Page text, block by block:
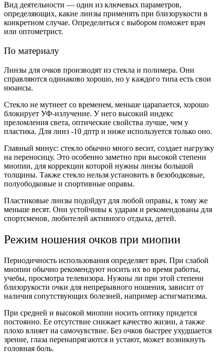
Вид деятельности — один из ключевых параметров,
определяющих, какие линзы применять при близорукости в
конкретном случае. Определиться с выбором поможет врач
или оптометрист.
По материалу
Линзы для очков производят из стекла и полимера. Они
справляются одинаково хорошо, но у каждого типа есть свои
нюансы.
Стекло не мутнеет со временем, меньше царапается, хорошо
блокирует УФ-излучение. У него высокий индекс
преломления света, оптические свойства лучше, чем у
пластика. Для линз -10 дптр и ниже используется только оно.
Главный минус: стекло обычно много весит, создает нагрузку
на переносицу. Это особенно заметно при высокой степени
миопии, для коррекции которой нужны линзы большой
толщины. Также стекло нельзя установить в безободковые,
полуободковые и спортивные оправы.
Пластиковые линзы подойдут для любой оправы, к тому же
меньше весят. Они устойчивы к ударам и рекомендованы для
спортсменов, любителей активного отдыха, детей.
Режим ношения очков при миопии
Периодичность использования определяет врач. При слабой
миопии обычно рекомендуют носить их во время работы,
учебы, просмотра телевизора. Нужны ли при этой степени
близорукости очки для непрерывного ношения, зависит от
наличия сопутствующих болезней, например астигматизма.
При средней и высокой миопии носить оптику придется
постоянно. Ее отсутствие снижает качество жизни, а также
плохо влияет на самочувствие. Без очков быстрее ухудшается
зрение, глаза перенапрягаются и устают, может возникнуть
головная боль.